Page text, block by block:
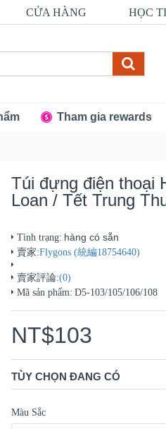
CỬA HÀNG HỌC
Tham gia rewards
Túi đựng điện thoại
Loan / Tết Trung
Tình trạng: hàng có sẵn
賣家:Flygons (統編18754640)
賣家評論:(0)
Mã sản phẩm: D5-103/105/106/108
NT$103
TÙY CHỌN ĐANG CÓ
Màu Sắc